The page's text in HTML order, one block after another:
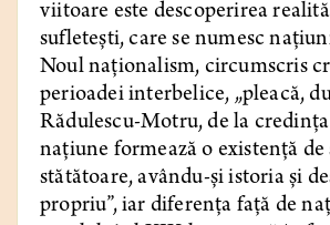
viitoare este descoperirea
sufletești, care se numesc
Noul naționalism, circumscris
perioadei interbelice, „pleacă,
Rădulescu-Motru, de la
națiune formează o existență de
stătătoare, avându-și istoria și
propriu”, iar diferența față de